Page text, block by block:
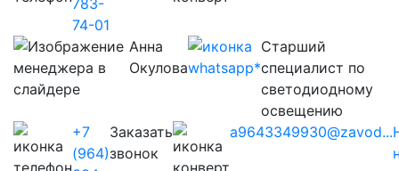
783-
74-01
Анна
Окулова
Старший
специалист по
светодиодному
освещению
+7
(964)
Заказать
звонок
a9643349930@zavod...